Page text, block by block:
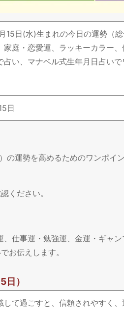
15日(水)生まれの今日の運勢（
家庭・恋愛運、ラッキーカラー
占い、マナベル式生年月日占い
日
運勢を高めるためのワンポイ
ください。
仕事運・勉強運、金運・ギャン
お伝えします。
）
して過ごすと、信頼されやすく